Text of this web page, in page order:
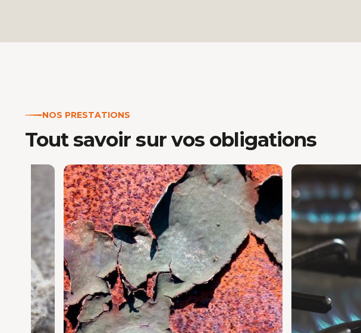
NOS PRESTATIONS
Tout savoir sur vos obligations